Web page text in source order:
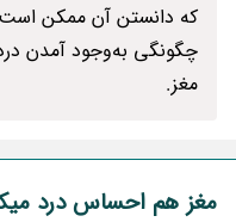
که دانستن آن ممکن
چگونگی به‌وجود آمدن
مغز.
مغز هم احساس درد